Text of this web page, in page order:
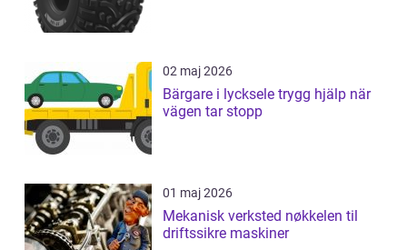
02 maj 2026
Bärgare i lycksele trygg hjälp när
vägen tar stopp
01 maj 2026
Mekanisk verksted nøkkelen til
driftssikre maskiner